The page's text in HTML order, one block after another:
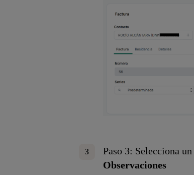
Paso 3: Selecciona un
Observaciones